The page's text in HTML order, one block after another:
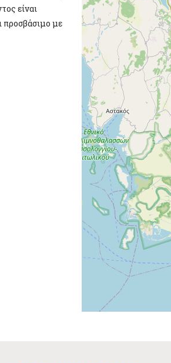
είναι
προσβάσιμο με